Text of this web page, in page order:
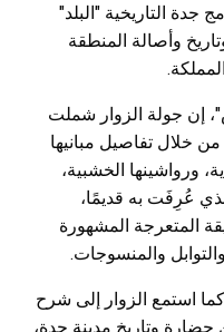
جدة التاريخية "البلد"
وأصالة المنطقة
إن جولة الزوار شملت
خلال تفاصيل مبانيها
ورواشينها الخشبية،
عُرِفَت به قديمًا،
المتعرجة المشهورة
والمنسوجات.
كما استمع الزوار إلى شرح
حضارة وتاريخ مدينة جدة،